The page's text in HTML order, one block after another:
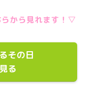
から見れます！▽
その日
る